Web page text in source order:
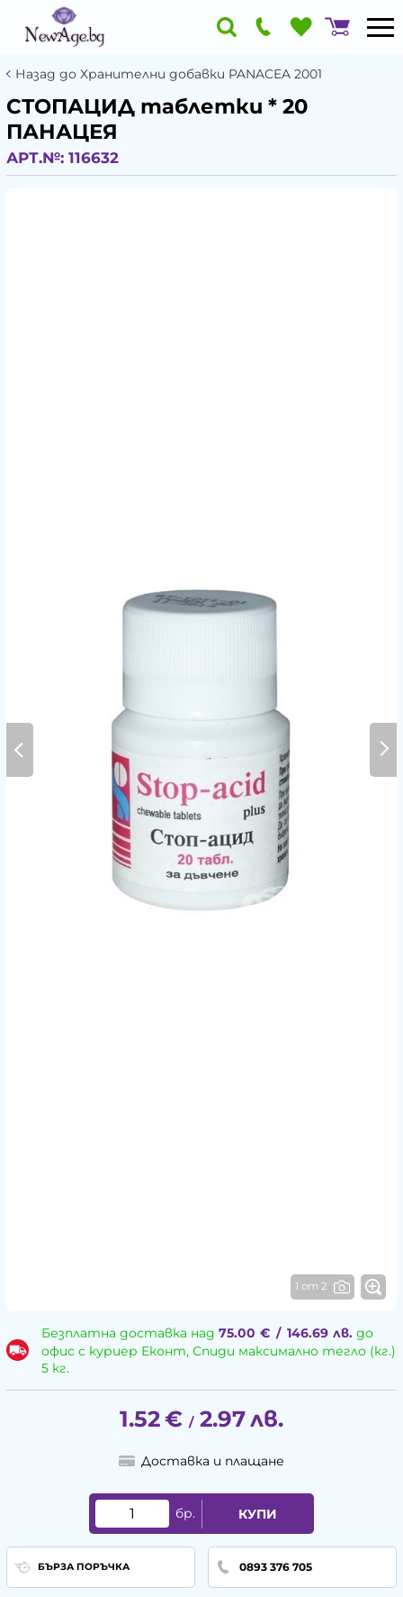
Назад до Хранителни добавки PANACEA 2001
СТОПАЦИД таблетки * 20
ПАНАЦЕЯ
АРТ.№: 116632
1 от 2
Безплатна доставка над 75.00 € / 146.69 лв.до
офис с куриер Еконт, Спиди максимално тегло (кг.)
5 кг.
1.52€ / 2.97лв.
Доставка и плащане
бр. КУПИ
БЪРЗА ПОРЪЧКА 0893 376 705